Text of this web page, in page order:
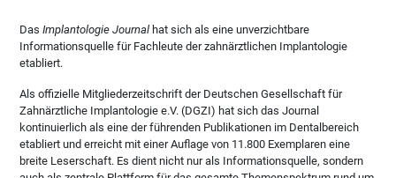
DasImplantologie Journal hat sich als eine unverzichtbare
Informationsquelle für Fachleute der zahnärztlichen Implantologie
etabliert.
Als offizielle Mitgliederzeitschrift der Deutschen Gesellschaft für
Zahnärztliche Implantologie e.V. (DGZI) hat sich das Journal
kontinuierlich als eine der führenden Publikationen im Dentalbereich
etabliert und erreicht mit einer Auflage von 11.800 Exemplaren eine
breite Leserschaft. Es dient nicht nur als Informationsquelle, sondern